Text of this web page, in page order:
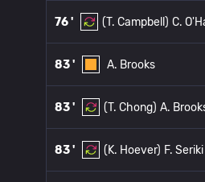
76 ' (T. Campbell) C.
83 ' A. Brooks
83 ' (T. Chong) A.
83 ' (K. Hoever) F. Seriki